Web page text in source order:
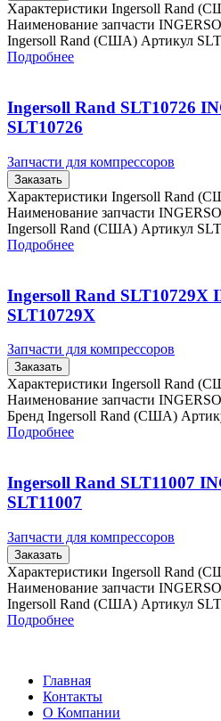
Характеристики Ingersoll Rand
Наименование запчасти
Ingersoll Rand (США) Артикул
Подробнее
Ingersoll Rand SLT10726
SLT10726
Запчасти для компрессоров
Заказать
Характеристики Ingersoll Rand
Наименование запчасти
Ingersoll Rand (США) Артикул
Подробнее
Ingersoll Rand SLT10729X
SLT10729X
Запчасти для компрессоров
Заказать
Характеристики Ingersoll Rand
Наименование запчасти
Бренд Ingersoll Rand (США)
Подробнее
Ingersoll Rand SLT11007
SLT11007
Запчасти для компрессоров
Заказать
Характеристики Ingersoll Rand
Наименование запчасти
Ingersoll Rand (США) Артикул
Подробнее
Главная
Контакты
О Компании